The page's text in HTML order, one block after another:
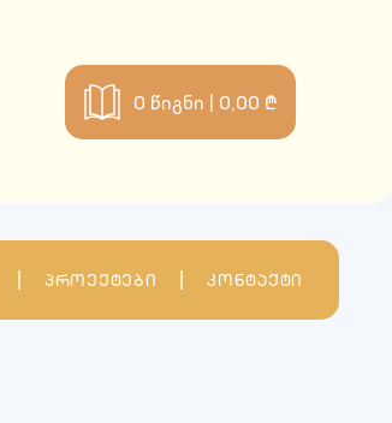
0 წიგნი | 0,00 ₾
პროექტები კონტაქტი